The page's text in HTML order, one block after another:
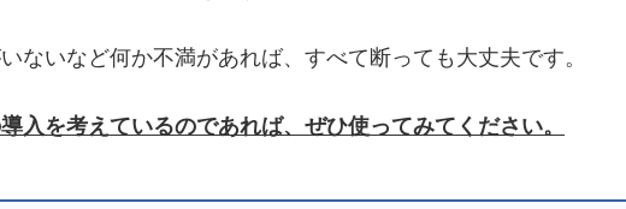
ないなど何か不満があれば、すべて断っても大丈夫です。
入を考えているのであれば、ぜひ使ってみてください。